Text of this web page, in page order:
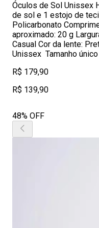
Óculos de Sol Unissex
de sol e 1 estojo de
Policarbonato
aproximado: 20 g
Casual Cor da lente:
Unissex Tamanho único
R$ 179,90
R$ 139,90
48% OFF